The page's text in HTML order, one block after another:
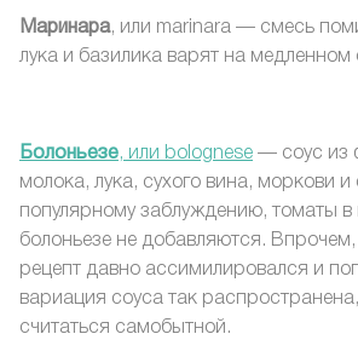
Маринара, или marinara — смесь
лука и базилика варят на медленном
Болоньезе, или bolognese — соус из
молока, лука, сухого вина, моркови
популярному заблуждению, томаты в
болоньезе не добавляются.
рецепт давно ассимилировался и
вариация соуса так
считаться самобытной.